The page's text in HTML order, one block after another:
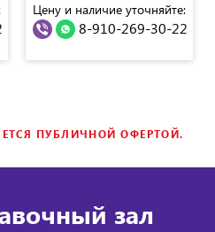
Цену и наличие уточняйте:
8-910-269-30-22
ПУБЛИЧНОЙ ОФЕРТОЙ.
зал